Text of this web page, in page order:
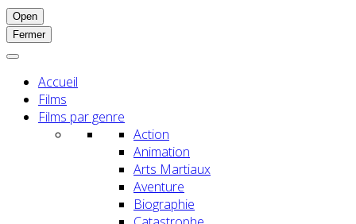
Open
Fermer
Accueil
Films
Films par genre
Action
Animation
Arts Martiaux
Aventure
Biographie